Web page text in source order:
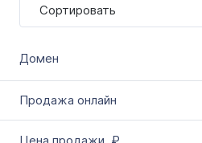
Сортировать